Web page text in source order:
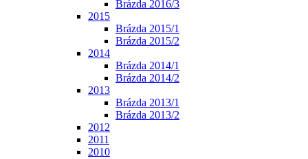
Brázda 2016/3
2015
Brázda 2015/1
Brázda 2015/2
2014
Brázda 2014/1
Brázda 2014/2
2013
Brázda 2013/1
Brázda 2013/2
2012
2011
2010